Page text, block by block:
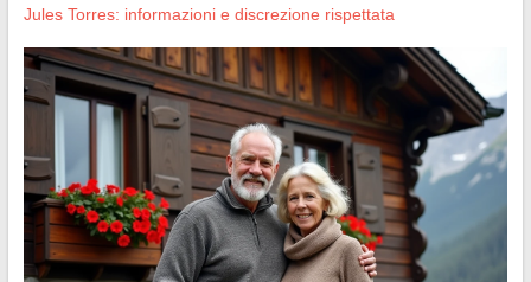
Jules Torres: informazioni e discrezione rispettata